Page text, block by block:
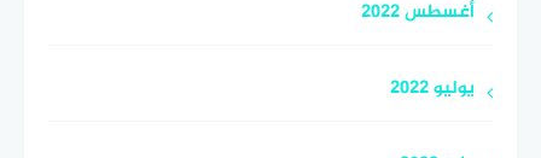
أغسطس 2022
يوليو 2022